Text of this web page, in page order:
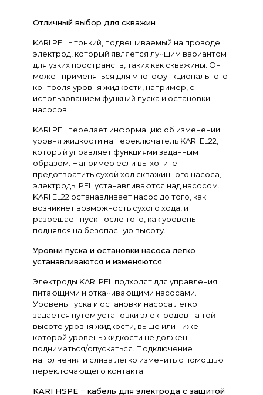
Отличный выбор для скважин
KARI PEL − тонкий, подвешиваемый на проводе
электрод, который является лучшим вариантом
для узких пространств, таких как скважины. Он
может применяться для многофункционального
контроля уровня жидкости, например, с
использованием функций пуска и остановки
насосов.
KARI PEL передает информацию об изменении
уровня жидкости на переключатель KARI EL22,
который управляет функциями заданным
образом. Например если вы хотите
предотвратить сухой ход скважинного насоса,
электроды PEL устанавливаются над насосом.
KARI EL22 останавливает насос до того, как
возникнет возможность сухого хода, и
разрешает пуск после того, как уровень
поднялся на безопасную высоту.
Уровни пуска и остановки насоса легко
устанавливаются и изменяются
Электроды KARI PEL подходят для управления
питающими и откачивающими насосами.
Уровень пуска и остановки насоса легко
задается путем установки электродов на той
высоте уровня жидкости, выше или ниже
которой уровень жидкости не должен
подниматься/опускаться. Подключение
наполнения и слива легко изменить с помощью
переключающего контакта.
KARI HSPE − кабель для электрода с защитой